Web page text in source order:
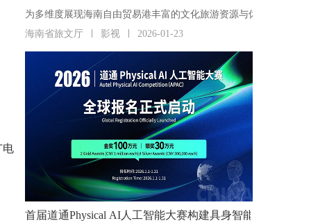
电
海南省旅文厅 影视 2026-01-23
首届道通Physical AI人工智能大赛构建具身智能“人才朋友